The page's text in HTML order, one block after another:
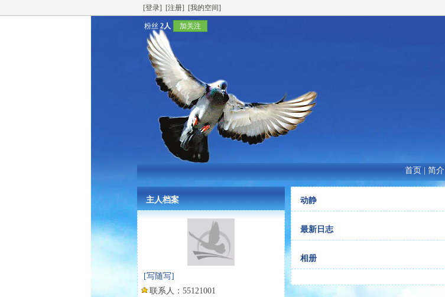
[登录] [注册] [我的空间]
粉丝 2人 加关注
首页 简介
主人档案
[写随写]
联系人： 55121001
动静
最新日志
相册